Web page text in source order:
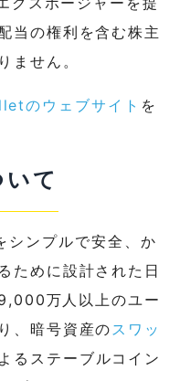
当の権利を含む株主
ません。
のウェブサイト を
て
ンプルで安全、か
ために設計された日
万人以上のユー
、暗号資産のスワッ
るステーブルコイン